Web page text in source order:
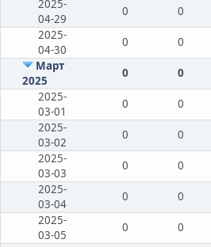
2025-
04-29
0 0
2025-
04-30
0 0
Март
2025
0 0
2025-
03-01
0 0
2025-
03-02
0 0
2025-
03-03
0 0
2025-
03-04
0 0
2025-
03-05
0 0